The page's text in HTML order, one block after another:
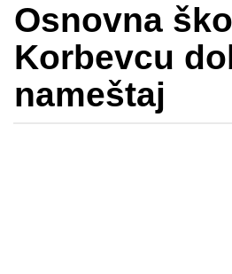
Osnovna
Korbevcu
nameštaj